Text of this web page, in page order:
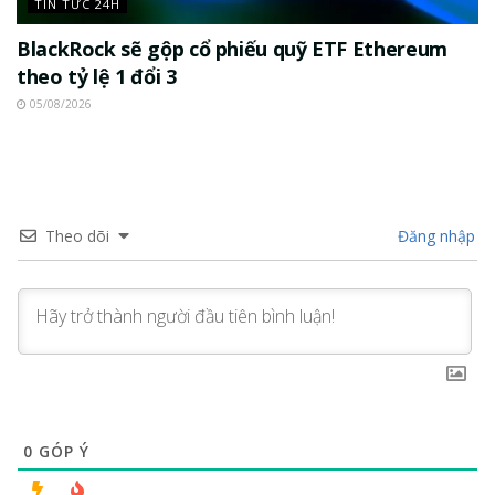
TIN TỨC 24H
BlackRock sẽ gộp cổ phiếu quỹ ETF Ethereum
theo tỷ lệ 1 đổi 3
05/08/2026
Theo dõi Đăng nhập
0 GÓP Ý